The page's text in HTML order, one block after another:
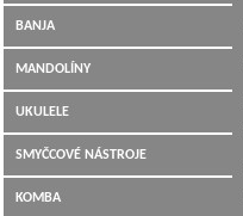
BANJA
MANDOLÍNY
UKULELE
SMYČCOVÉ NÁSTROJE
KOMBA